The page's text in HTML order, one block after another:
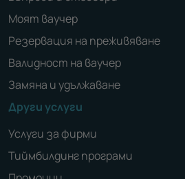
Моят ваучер
Резервация на преживяване
Валидност на ваучер
Замяна и удължаване
Други услуги
Услуги за фирми
Тиймбилдинг програми